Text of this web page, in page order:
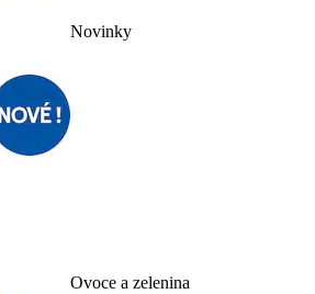
Novinky
Ovoce a zelenina